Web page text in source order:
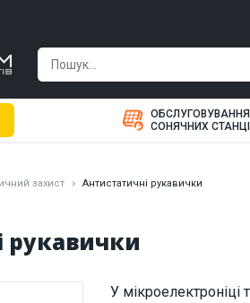
рукавички
захист Антистатичні рукавички
У
ОБСЛУГОВУВАННЯ
СОНЯЧНИХ